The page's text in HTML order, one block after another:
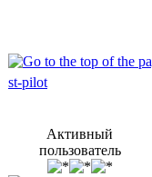
st-pilot
Активный
пользователь